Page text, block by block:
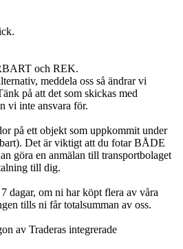
och REK.
meddela oss så ändrar vi
på att det som skickas med
vi inte ansvara för.
på ett objekt som uppkommit under
Det är viktigt att du fotar BÅDE
göra en anmälan till transportbolaget
till dig.
dagar, om ni har köpt flera av våra
tills ni får totalsumman av oss.
av Traderas integrerade